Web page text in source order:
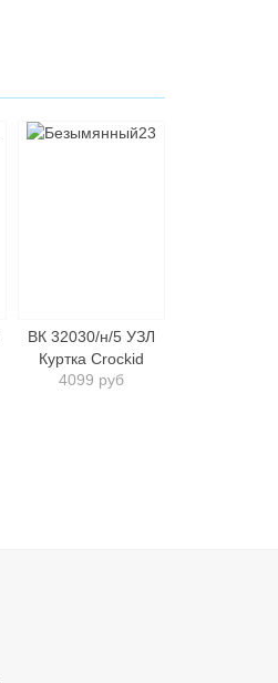
ВК 32030/н/5 УЗЛ
Куртка Crockid
4099 руб